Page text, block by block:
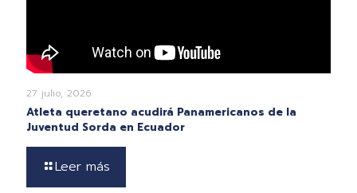
27 julio, 2026
Atleta queretano acudirá Panamericanos de la
Juventud Sorda en Ecuador
Leer más